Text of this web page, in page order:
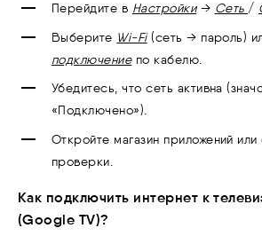
Перейдите в Настройки→ Сеть /
Выберите Wi-Fi(сеть → пароль)
подключениепо кабелю.
Убедитесь, что сеть активна
«Подключено»).
Откройте магазин приложений
проверки.
Как подключить интернет к
(Google TV)?